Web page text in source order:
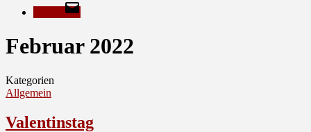
Februar 2022
Kategorien
Allgemein
Valentinstag